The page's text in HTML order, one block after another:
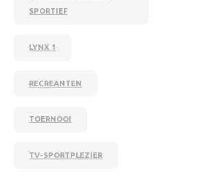
SPORTIEF
LYNX 1
RECREANTEN
TOERNOOI
TV-SPORTPLEZIER